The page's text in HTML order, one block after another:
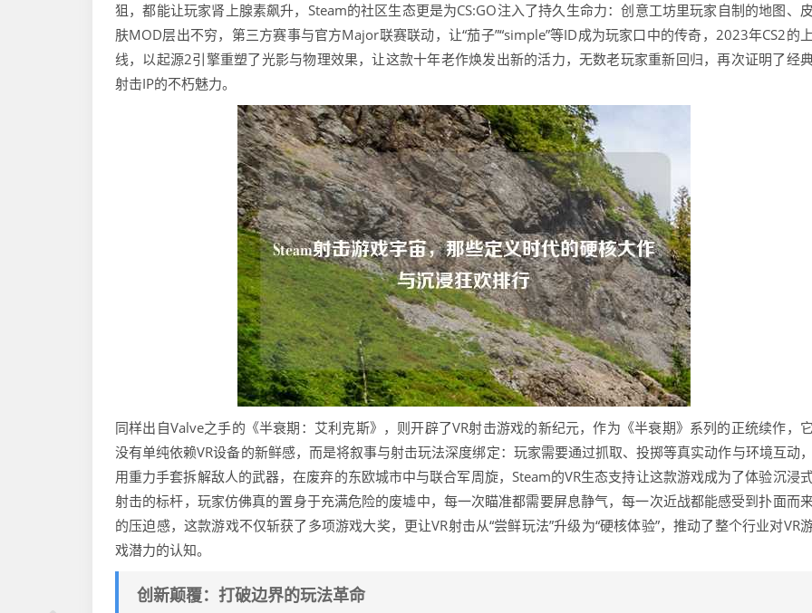
狙，都能让玩家肾上腺素飙升，Steam的社区生态更是为CS:GO注入了持久生命力：创意工坊里玩家自制的地图、皮
肤MOD层出不穷，第三方赛事与官方Major联赛联动，让“茄子”“simple”等ID成为玩家口中的传奇，2023年CS2的上
线，以起源2引擎重塑了光影与物理效果，让这款十年老作焕发出新的活力，无数老玩家重新回归，再次证明了经
射击IP的不朽魅力。
同样出自Valve之手的《半衰期：艾利克斯》，则开辟了VR射击游戏的新纪元，作为《半衰期》系列的正统续作，它
没有单纯依赖VR设备的新鲜感，而是将叙事与射击玩法深度绑定：玩家需要通过抓取、投掷等真实动作与环境互动，
用重力手套拆解敌人的武器，在废弃的东欧城市中与联合军周旋，Steam的VR生态支持让这款游戏成为了体验沉浸
射击的标杆，玩家仿佛真的置身于充满危险的废墟中，每一次瞄准都需要屏息静气，每一次近战都能感受到扑面而
的压迫感，这款游戏不仅斩获了多项游戏大奖，更让VR射击从“尝鲜玩法”升级为“硬核体验”，推动了整个行业对VR
戏潜力的认知。
创新颠覆：打破边界的玩法革命